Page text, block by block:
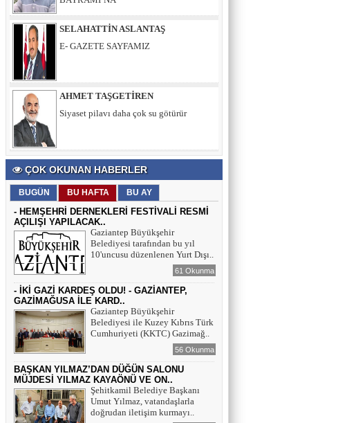
AHMET TAŞGETİREN
Siyaset pilavı daha çok su götürür
İBRAHİM ALİSİNANOĞLU
İDMAN ŞENLİKLERİNDEN ATATÜRK’Ü
E- GAZETE SAYFAMIZ
ÇOK OKUNAN HABERLER
BUGÜN BU HAFTA BU AY
- HEMŞEHRİ DERNEKLERİ FESTİVALİ RESMİ
AÇILIŞI YAPILACAK..
Gaziantep Büyükşehir
Belediyesi tarafından bu yıl
10'uncusu düzenlenen Yurt Dışı..
61 Okunma
- İKİ GAZİ KARDEŞ OLDU! - GAZİANTEP,
GAZİMAĞUSA İLE KARD..
Gaziantep Büyükşehir
Belediyesi ile Kuzey Kıbrıs Türk
Cumhuriyeti (KKTC) Gazimağ..
56 Okunma
BAŞKAN YILMAZ’DAN DÜĞÜN SALONU
MÜJDESİ YILMAZ KAYAÖNÜ VE ON..
Şehitkamil Belediye Başkanı
Umut Yılmaz, vatandaşlarla
doğrudan iletişim kurmayı..